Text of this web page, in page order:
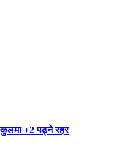
+2 पढ्ने रहर